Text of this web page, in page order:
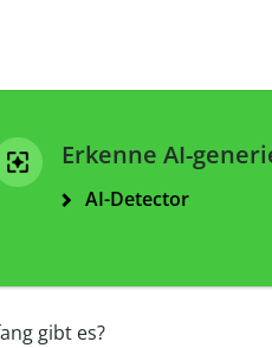
Erkenne AI-
AI-Detector
gibt es?